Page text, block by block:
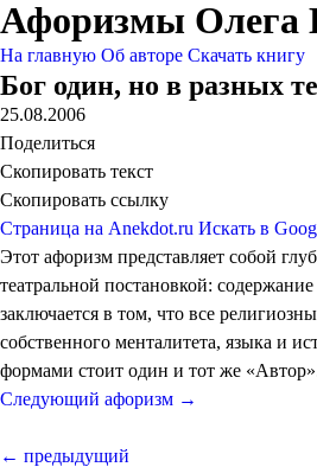
Афоризмы Олега
На главную Об авторе Скачать книгу
Бог один, но в разных
25.08.2006
Поделиться
Скопировать текст
Скопировать ссылку
Страница на Anekdot.ru Искать в
Этот афоризм представляет собой
театральной постановкой:
заключается в том, что все
собственного менталитета, языка и
формами стоит один и тот же
Следующий афоризм →
← предыдущий